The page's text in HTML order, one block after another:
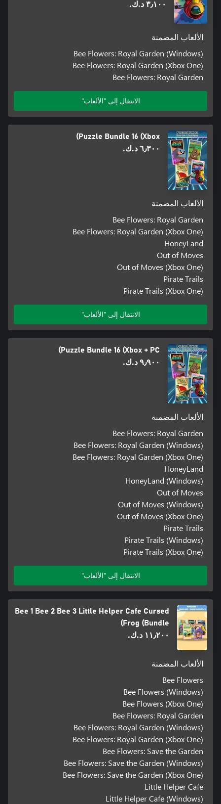
٣٫١٠٠ د.ك.‏
الألعاب المضمنة
Bee Flowers: Royal Garden (Windows)
Bee Flowers: Royal Garden (Xbox One)
Bee Flowers: Royal Garden
الانتقال إلى "الألعاب"
Puzzle Bundle 16 (Xbox)
٦٫٣٠٠ د.ك.‏
الألعاب المضمنة
Bee Flowers: Royal Garden
Bee Flowers: Royal Garden (Xbox One)
HoneyLand
Out of Moves
Out of Moves (Xbox One)
Pirate Trails
Pirate Trails (Xbox One)
الانتقال إلى "الألعاب"
Puzzle Bundle 16 (Xbox + PC)
٩٫٩٠٠ د.ك.‏
الألعاب المضمنة
Bee Flowers: Royal Garden
Bee Flowers: Royal Garden (Windows)
Bee Flowers: Royal Garden (Xbox One)
HoneyLand
HoneyLand (Windows)
Out of Moves
Out of Moves (Windows)
Out of Moves (Xbox One)
Pirate Trails
Pirate Trails (Windows)
Pirate Trails (Xbox One)
الانتقال إلى "الألعاب"
Bee 1 Bee 2 Bee 3 Little Helper Cafe Cursed
Frog (Bundle)
١١٫٢٠٠ د.ك.‏
الألعاب المضمنة
Bee Flowers
Bee Flowers (Windows)
Bee Flowers (Xbox One)
Bee Flowers: Royal Garden
Bee Flowers: Royal Garden (Windows)
Bee Flowers: Royal Garden (Xbox One)
Bee Flowers: Save the Garden
Bee Flowers: Save the Garden (Windows)
Bee Flowers: Save the Garden (Xbox One)
Little Helper Cafe
Little Helper Cafe (Windows)